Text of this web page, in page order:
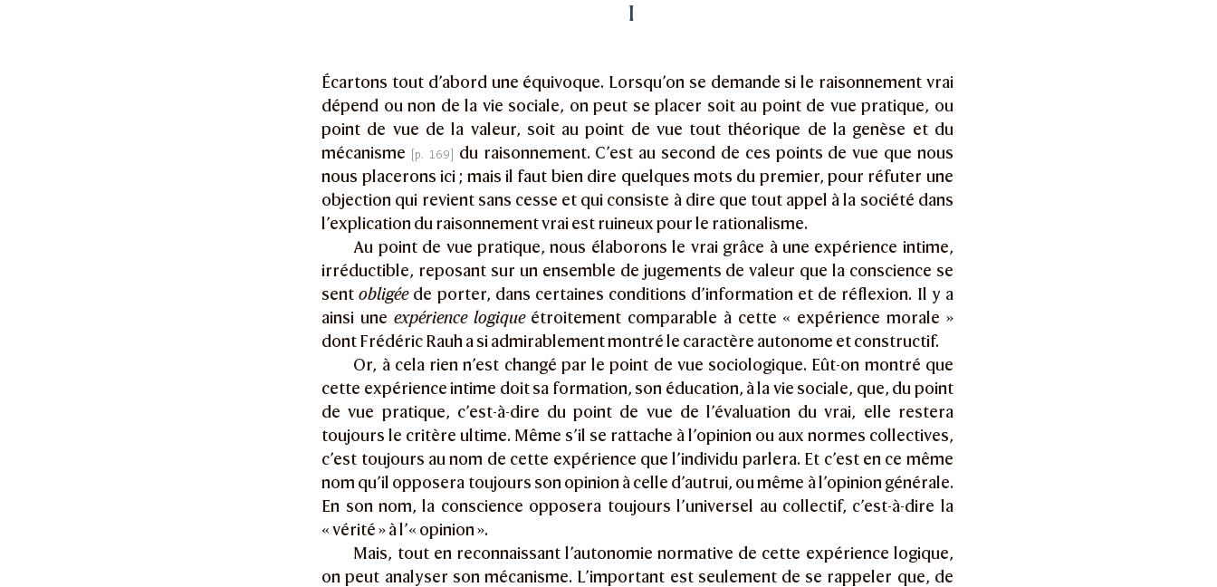
I
Écartons tout d’abord une équivoque. Lorsqu’on se demande si le raisonnement vrai
dépend ou non de la vie sociale, on peut se placer soit au point de vue pratique, ou
point de vue de la valeur, soit au point de vue tout théorique de la genèse et du
mécanisme
du raisonnement. C’est au second de ces points de vue que nous
nous placerons ici ; mais il faut bien dire quelques mots du premier, pour réfuter une
objection qui revient sans cesse et qui consiste à dire que tout appel à la société dans
l’explication du raisonnement vrai est ruineux pour le rationalisme.
Au point de vue pratique, nous élaborons le vrai grâce à une expérience intime,
irréductible, reposant sur un ensemble de jugements de valeur que la conscience se
sentobligéede porter, dans certaines conditions d’information et de réflexion. Il y a
ainsi une expérience logiqueétroitement comparable à cette « expérience morale »
dont Frédéric Rauh a si admirablement montré le caractère autonome et constructif.
Or, à cela rien n’est changé par le point de vue sociologique. Eût-on montré que
cette expérience intime doit sa formation, son éducation, à la vie sociale, que, du point
de vue pratique, c’est-à-dire du point de vue de l’évaluation du vrai, elle restera
toujours le critère ultime. Même s’il se rattache à l’opinion ou aux normes collectives,
c’est toujours au nom de cette expérience que l’individu parlera. Et c’est en ce même
nom qu’il opposera toujours son opinion à celle d’autrui, ou même à l’opinion générale.
En son nom, la conscience opposera toujours l’universel au collectif, c’est-à-dire la
« vérité » à l’« opinion ».
Mais, tout en reconnaissant l’autonomie normative de cette expérience logique,
on peut analyser son mécanisme. L’important est seulement de se rappeler que, de